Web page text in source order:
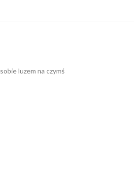
luzem na czymś